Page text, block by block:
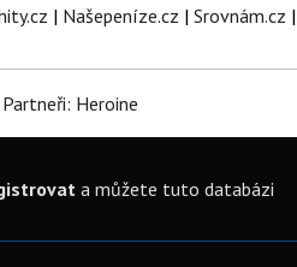
| Našepeníze.cz | Srovnám.cz |
Partneři: Heroine
a můžete tuto databázi